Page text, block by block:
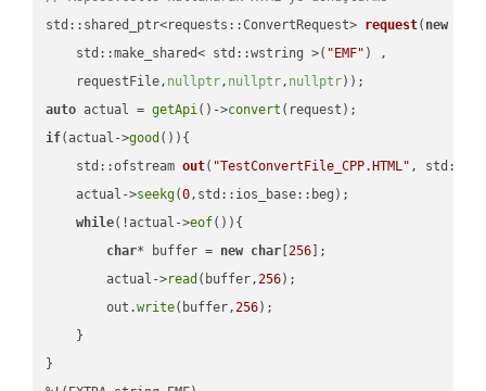
std::shared_ptr<requests::ConvertRequest> request( new
    std::make_shared< std::wstring >(
"EMF" ) ,
    requestFile,
nullptr, nullptr, nullptr))
auto actual = getApi()->convert
if(actual->good ()){
std::ofstream out( "TestConvertFile_CPP.HTML" ,
    actual->
seekg(0,std::ios_base::beg);
while(!actual->eof()){
char* buffer = new char [256 ];
        actual->
read (buffer,256);
        out.
write(buffer,256);
    }
}